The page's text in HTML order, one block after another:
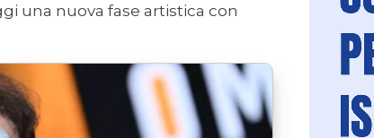
una nuova fase artistica con